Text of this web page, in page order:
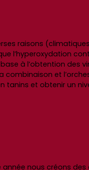
raisons
l’hyperoxydation
à l’obtention des
combinaison et
tanins et obtenir un
nous créons